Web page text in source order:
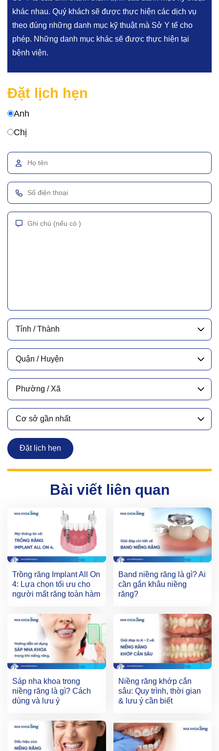
khác nhau. Quý khách sẽ được thực hiện các dịch vụ
theo đúng những danh mục kỹ thuật mà Sở Y tế cho
phép. Những danh mục khác sẽ được thực hiện tại
bệnh viện.
Đặt lịch hẹn
Anh
Chị
Tỉnh / Thành
Quận / Huyện
Phường / Xã
Cơ sở gần nhất
Đặt lịch hẹn
Bài viết liên quan
Trồng răng Implant All On
4: Lựa chọn tối ưu cho
người mất răng toàn hàm
Band niềng răng là gì? Ai
cần gắn khâu niềng
răng?
Sáp nha khoa trong
niềng răng là gì? Cách
dùng và lưu ý
Niềng răng khớp cắn
sâu: Quy trình, thời gian
& lưu ý cần biết